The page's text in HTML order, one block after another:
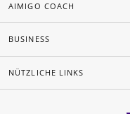
AIMIGO COACH
BUSINESS
NÜTZLICHE LINKS